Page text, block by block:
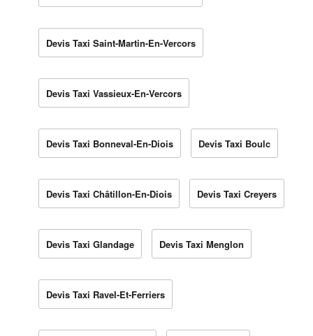
Devis Taxi Saint-Martin-En-Vercors
Devis Taxi Vassieux-En-Vercors
Devis Taxi Bonneval-En-Diois Devis Taxi Boulc
Devis Taxi Châtillon-En-Diois Devis Taxi Creyers
Devis Taxi Glandage Devis Taxi Menglon
Devis Taxi Ravel-Et-Ferriers